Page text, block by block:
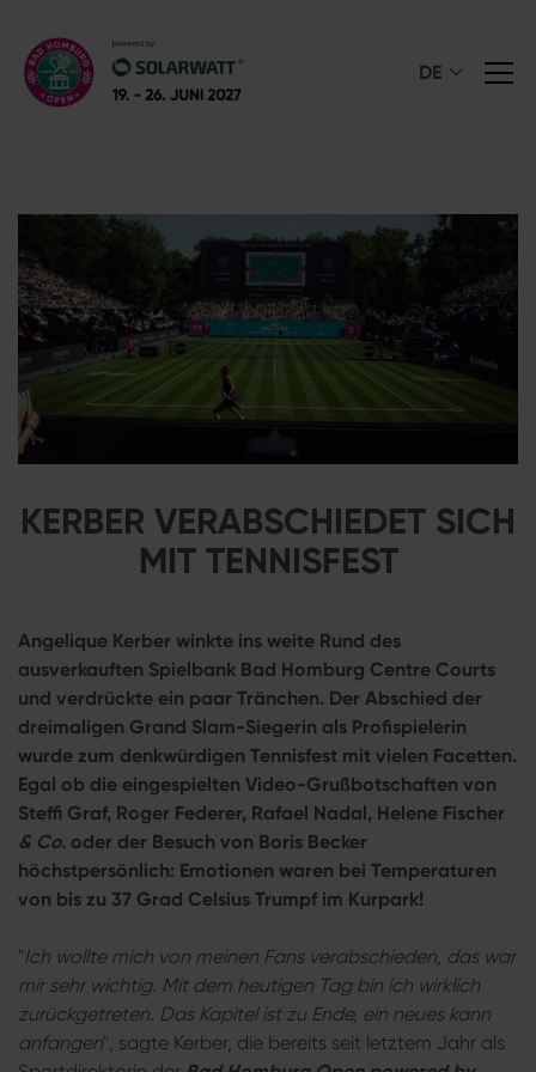
DE
KERBER VERABSCHIEDET SICH
MIT TENNISFEST
Angelique Kerber winkte ins weite Rund des
ausverkauften Spielbank Bad Homburg Centre Courts
und verdrückte ein paar Tränchen. Der Abschied der
dreimaligen Grand Slam-Siegerin als Profispielerin
wurde zum denkwürdigen Tennisfest mit vielen Facetten.
Egal ob die eingespielten Video-Grußbotschaften von
Steffi Graf, Roger Federer, Rafael Nadal, Helene Fischer
& Co. oder der Besuch von Boris Becker
höchstpersönlich: Emotionen waren bei Temperaturen
von bis zu 37 Grad Celsius Trumpf im Kurpark!
"Ich wollte mich von meinen Fans verabschieden, das war
mir sehr wichtig. Mit dem heutigen Tag bin ich wirklich
zurückgetreten. Das Kapitel ist zu Ende, ein neues kann
anfangen", sagte Kerber, die bereits seit letztem Jahr als